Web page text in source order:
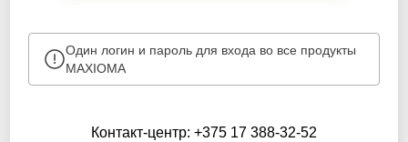
Один логин и пароль для входа во все продукты
MAXIOMA
Контакт-центр: +375 17 388-32-52